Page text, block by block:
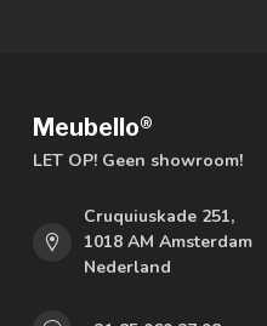
Meubello®
LET OP! Geen showroom!
Cruquiuskade 251,
1018 AM Amsterdam
Nederland